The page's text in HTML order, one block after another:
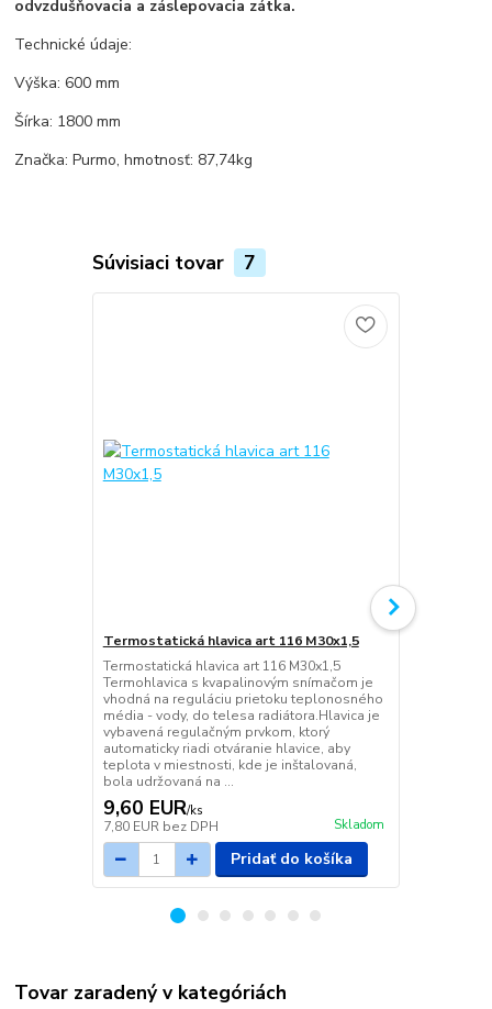
odvzdušňovacia a záslepovacia zátka.
Technické údaje:
Výška: 600 mm
Šírka: 1800 mm
Značka: Purmo, hmotnosť: 87,74kg
Súvisiaci tovar 7
Termostatická hlavica art 116 M30x1,5
Termostatická hlavica art 116 M30x1,5
Termohlavica s kvapalinovým snímačom je
vhodná na reguláciu prietoku teplonosného
média - vody, do telesa radiátora.Hlavica je
vybavená regulačným prvkom, ktorý
automaticky riadi otváranie hlavice, aby
teplota v miestnosti, kde je inštalovaná,
bola udržovaná na ...
9,60 EUR/ks
7,80 EUR bez DPH Skladom
Pridať do košíka
Tovar zaradený v kategóriách